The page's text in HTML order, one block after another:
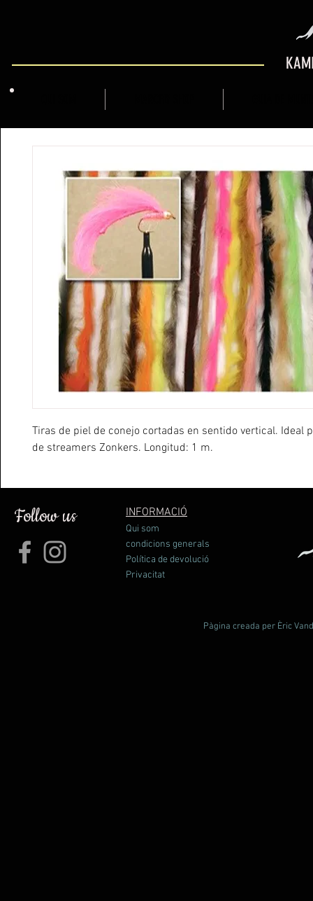
Tiras de piel de conejo cortadas en sentido vertical. Ideal
de streamers Zonkers. Longitud: 1 m.
Follow us INFORMACIÓ
Qui som
condicions generals
Política de devolució
Privacitat
Pàgina creada per Èric